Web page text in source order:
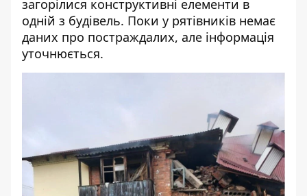
загорілися конструктивні елементи в
одній з будівель. Поки у рятівників немає
даних про постраждалих, але інформація
уточнюється.